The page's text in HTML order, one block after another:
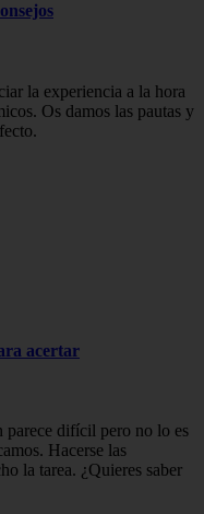
la experiencia a la hora
Os damos las pautas y
acertar
parece difícil pero no lo es
Hacerse las
la tarea. ¿Quieres saber